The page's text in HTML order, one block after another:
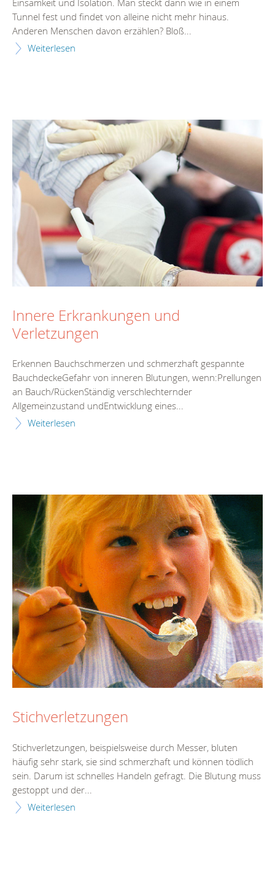
Einsamkeit und Isolation. Man steckt dann wie in einem
Tunnel fest und findet von alleine nicht mehr hinaus.
Anderen Menschen davon erzählen? Bloß...
Weiterlesen
Innere Erkrankungen und
Verletzungen
Erkennen Bauchschmerzen und schmerzhaft gespannte
BauchdeckeGefahr von inneren Blutungen, wenn:Prellungen
an Bauch/RückenStändig verschlechternder
Allgemeinzustand undEntwicklung eines...
Weiterlesen
Stichverletzungen
Stichverletzungen, beispielsweise durch Messer, bluten
häufig sehr stark, sie sind schmerzhaft und können tödlich
sein. Darum ist schnelles Handeln gefragt. Die Blutung muss
gestoppt und der...
Weiterlesen